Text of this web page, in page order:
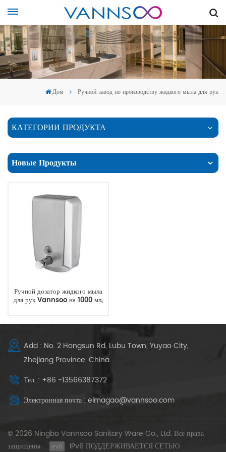
Дом Ручной завод по производству жидкого мыла для рук
КАТЕГОРИИ ПРОДУКТА
Новые Продукты
Ручной дозатор жидкого мыла
для рук Vannsoo на 1000 мл,
Add : No. 2 Hongsun Rd, Lubu Town, Yuyao City,
Zhejiang Province, China
Тел. : +86 -13566387372
Электронная почта : elmagao@vannsoo.com
© 2026 Ningbo Vannsoo Sanitary Ware Co., Ltd. Все права
защищены .
IPv6 ПОДДЕРЖИВАЕТСЯ СЕТЬЮ